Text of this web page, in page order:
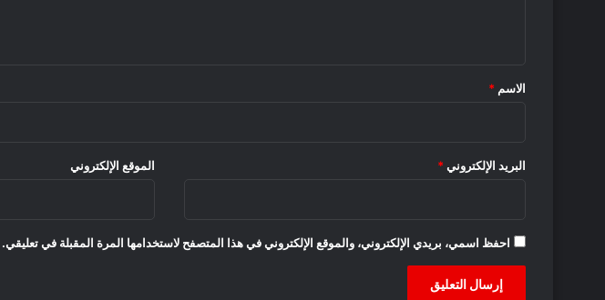
*
الاسم *
البريد الإلكتروني * الموقع الإلكتروني
احفظ اسمي، بريدي الإلكتروني، والموقع الإلكتروني في هذا المتصفح لاستخدامها المرة المقبلة في تعليقي.